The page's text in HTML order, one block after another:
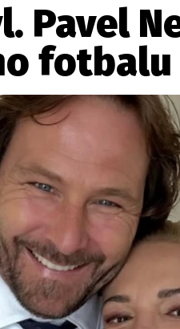
Vydavatel Inzerce Osobní
je INCORP MEDIA
Máte pro nás
nám mail na:
Nejlepší z vás
Pavel
fotbalu